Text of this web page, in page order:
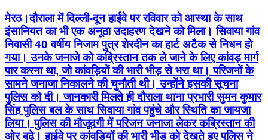
मेरठ।दौराला में दिल्ली-दून हाईवे पर रविवार को आस्था के साथ
इंसानियत का भी एक अनूठा उदाहरण देखने को मिला। सिवाया गांव
निवासी 40 वर्षीय निजाम पुत्र शेरदीन का हार्ट अटैक से निधन हो
गया। उनके जनाजे को कब्रिस्तान तक ले जाने के लिए कांवड़ मार्ग
पार करना था, जो कांवड़ियों की भारी भीड़ से भरा था। परिजनों के
सामने जनाजा निकालने की चुनौती थी। उन्होंने इसकी सूचना
पुलिस को दी। जानकारी मिलते ही दौराला थाना प्रभारी सुमन कुमार
सिंह पुलिस बल के साथ सिवाया गांव पहुंचे और स्थिति का जायजा
लिया। पुलिस की मौजूदगी में परिजन जनाजा लेकर कब्रिस्तान की
ओर बढ़े। हाईवे पर कांवड़ियों की भारी भीड़ को देखते हुए पुलिस ने